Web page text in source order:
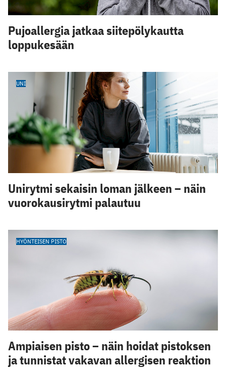
Pujoallergia jatkaa siitepölykautta
loppukesään
UNI
Unirytmi sekaisin loman jälkeen – näin
vuorokausirytmi palautuu
HYÖNTEISEN PISTO
Ampiaisen pisto – näin hoidat pistoksen
ja tunnistat vakavan allergisen reaktion